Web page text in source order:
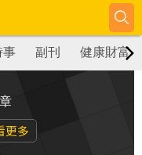
事 副刊 健康財富
更多